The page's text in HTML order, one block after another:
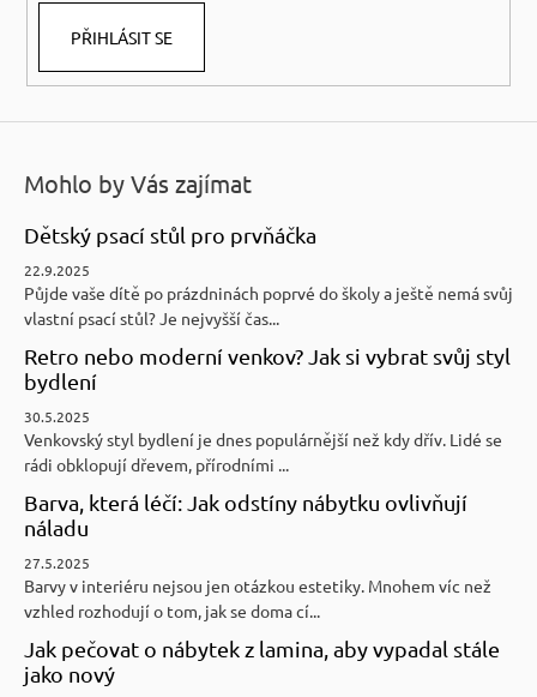
PŘIHLÁSIT SE
Mohlo by Vás zajímat
Dětský psací stůl pro prvňáčka
22.9.2025
Půjde vaše dítě po prázdninách poprvé do školy a ještě nemá svůj
vlastní psací stůl? Je nejvyšší čas...
Retro nebo moderní venkov? Jak si vybrat svůj styl
bydlení
30.5.2025
Venkovský styl bydlení je dnes populárnější než kdy dřív. Lidé se
rádi obklopují dřevem, přírodními ...
Barva, která léčí: Jak odstíny nábytku ovlivňují
náladu
27.5.2025
Barvy v interiéru nejsou jen otázkou estetiky. Mnohem víc než
vzhled rozhodují o tom, jak se doma cí...
Jak pečovat o nábytek z lamina, aby vypadal stále
jako nový